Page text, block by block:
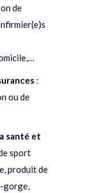
de
:
ou de
santé et
sport
produit de
gorge,